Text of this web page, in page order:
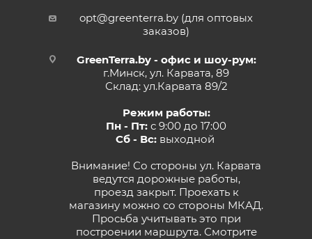
opt@greenterra.by (для оптовых
заказов)
GreenTerra.by - офис и шоу-рум:
г.Минск, ул. Карвата, 89
Склад: ул.Карвата 89/2
Режим работы:
Пн - Пт: с 9:00 до 17:00
Сб - Вс:выходной
Внимание! Со стороны ул. Карвата
ведутся дорожные работы,
проезд закрыт. Проехать к
магазину можно со стороны МКАД.
Просьба учитывать это при
построении маршрута. Смотрите